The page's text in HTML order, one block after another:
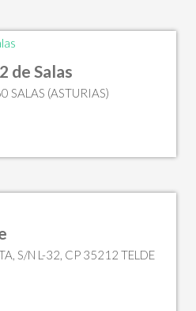
de Salas
SALAS (ASTURIAS)
S/N L-32, CP 35212 TELDE